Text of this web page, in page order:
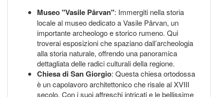
Museo "Vasile Pârvan": Immergiti nella storia
locale al museo dedicato a Vasile Pârvan, un
importante archeologo e storico rumeno. Qui
troverai esposizioni che spaziano dall’archeologia
alla storia naturale, offrendo una panoramica
dettagliata delle radici culturali della regione.
Chiesa di San Giorgio: Questa chiesa ortodossa
è un capolavoro architettonico che risale al XVIII
secolo. Con i suoi affreschi intricati e le bellissime